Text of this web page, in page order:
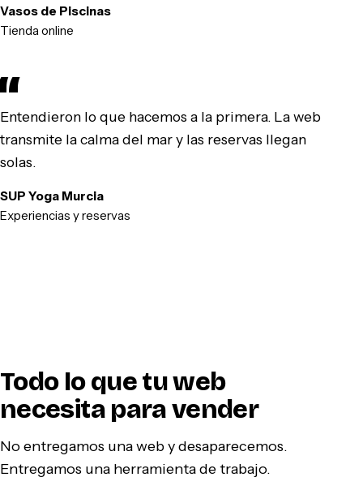
Vasos de Piscinas
Tienda online
Entendieron lo que hacemos a la primera. La web
transmite la calma del mar y las reservas llegan
solas.
SUP Yoga Murcia
Experiencias y reservas
Todo lo que tu web
necesita para vender
No entregamos una web y desaparecemos.
Entregamos una herramienta de trabajo.